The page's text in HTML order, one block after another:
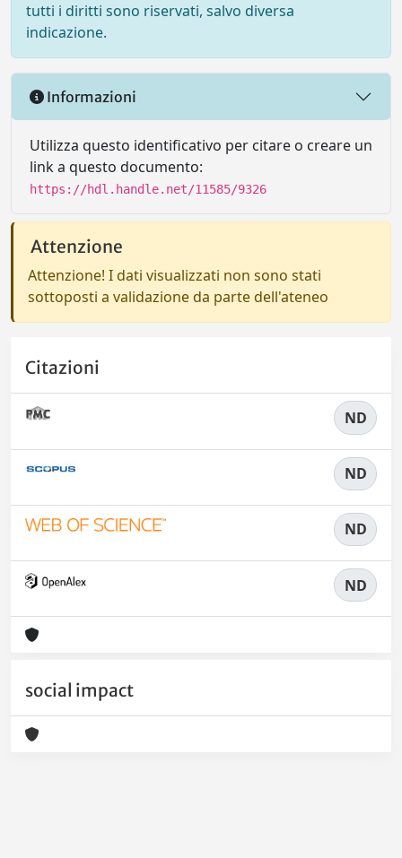
tutti i diritti sono riservati, salvo diversa
indicazione.
Informazioni
Utilizza questo identificativo per citare o creare un
link a questo documento:
https://hdl.handle.net/11585/9326
Attenzione
Attenzione! I dati visualizzati non sono stati
sottoposti a validazione da parte dell'ateneo
Citazioni
ND
ND
ND
ND
social impact